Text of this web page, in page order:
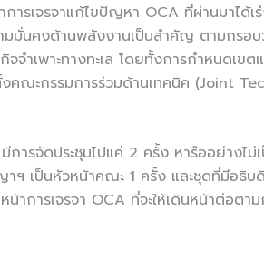
รเจรจาแก้ไขปัญหา OCA ที่ผ่านมาได้เ
มมั่นคงด้านพลังงานเป็นสำคัญ ตามกรอ
จำเพาะทางทะเล โดยทั้งการกำหนดเ
คณะกรรมการร่วมด้านเทคนิค (Joint
รจัดประชุมไปแค่ 2 ครั้ง หารืออย่างไม่
เป็นหัวหน้าคณะ 1 ครั้ง และชุดที่มีอธิบดี
การเจรจา OCA ที่จะให้เดินหน้าต่อตา